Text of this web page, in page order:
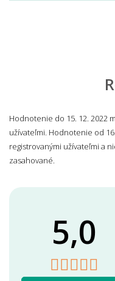
Hodnotenie do 15. 12. 2022
užívateľmi. Hodnotenie od
registrovanými užívateľmi a
zasahované.
5,0